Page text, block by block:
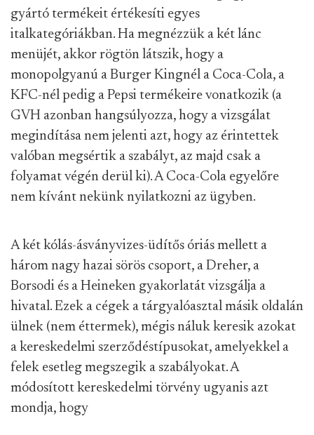
gyártó termékeit értékesíti egyes
italkategóriákban. Ha megnézzük a két lánc
menüjét, akkor rögtön látszik, hogy a
monopolgyanú a Burger Kingnél a Coca-Cola, a
KFC-nél pedig a Pepsi termékeire vonatkozik (a
GVH azonban hangsúlyozza, hogy a vizsgálat
megindítása nem jelenti azt, hogy az érintettek
valóban megsértik a szabályt, az majd csak a
folyamat végén derül ki). A Coca-Cola egyelőre
nem kívánt nekünk nyilatkozni az ügyben.
A két kólás-ásványvizes-üdítős óriás mellett a
három nagy hazai sörös csoport, a Dreher, a
Borsodi és a Heineken gyakorlatát vizsgálja a
hivatal. Ezek a cégek a tárgyalóasztal másik oldalán
ülnek (nem éttermek), mégis náluk keresik azokat
a kereskedelmi szerződéstípusokat, amelyekkel a
felek esetleg megszegik a szabályokat. A
módosított kereskedelmi törvény ugyanis azt
mondja, hogy